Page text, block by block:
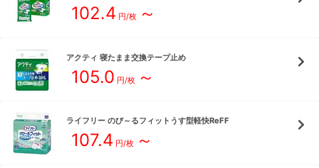
102.4 円/枚 ～
アクティ 寝たまま交換テープ止め
105.0 円/枚 ～
ライフリー のび～るフィットうす型軽快ReFF
107.4 円/枚 ～